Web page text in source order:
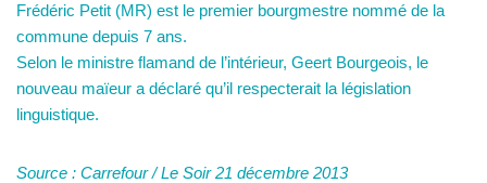
Frédéric Petit (MR) est le premier bourgmestre nommé de la
commune depuis 7 ans.
Selon le ministre flamand de l’intérieur, Geert Bourgeois, le
nouveau maïeur a déclaré qu’il respecterait la législation
linguistique.
Source : Carrefour / Le Soir 21 décembre 2013